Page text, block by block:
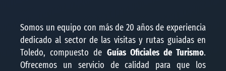
Somos un equipo con más de 20 años de experiencia
dedicado al sector de las visitas y rutas guiadas en
Toledo, compuesto de Guías Oficiales de Turismo.
Ofrecemos un servicio de calidad para que los